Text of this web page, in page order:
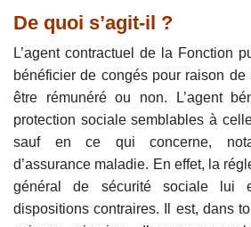
De quoi s’agit-il ?
L’agent contractuel de la Fonction
bénéficier de congés pour raison
être rémunéré ou non. L’agent
protection sociale semblables à
sauf en ce qui concerne,
d’assurance maladie. En effet, la
général de sécurité sociale lui
dispositions contraires. Il est, dans